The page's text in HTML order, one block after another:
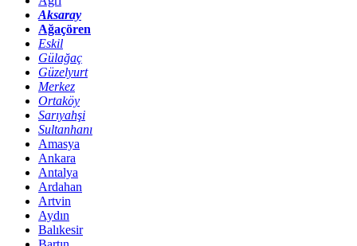
Aksaray
Ağaçören
Eskil
Gülağaç
Güzelyurt
Merkez
Ortaköy
Sarıyahşi
Sultanhanı
Amasya
Ankara
Antalya
Ardahan
Artvin
Aydın
Balıkesir